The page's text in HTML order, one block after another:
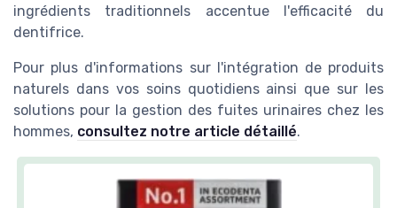
ingrédients traditionnels accentue l'efficacité du
dentifrice.
Pour plus d'informations sur l'intégration de produits
naturels dans vos soins quotidiens ainsi que sur les
solutions pour la gestion des fuites urinaires chez les
hommes, consultez notre article détaillé.